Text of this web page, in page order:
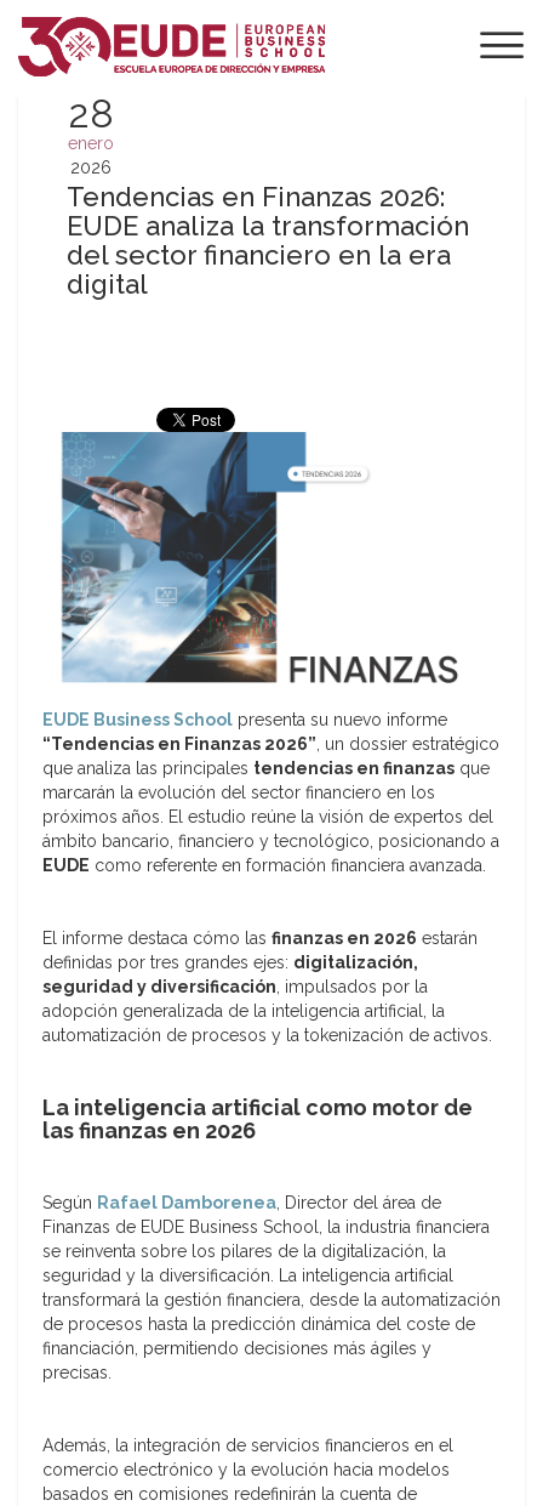
28
enero
2026
Tendencias en Finanzas 2026:
EUDE analiza la transformación
del sector financiero en la era
digital
EUDE Business School presenta su nuevo informe
“Tendencias en Finanzas 2026”, un dossier estratégico
que analiza las principales tendencias en finanzas que
marcarán la evolución del sector financiero en los
próximos años. El estudio reúne la visión de expertos del
ámbito bancario, financiero y tecnológico, posicionando a
EUDE como referente en formación financiera avanzada.
El informe destaca cómo las finanzas en 2026 estarán
definidas por tres grandes ejes: digitalización,
seguridad y diversificación, impulsados por la
adopción generalizada de la inteligencia artificial, la
automatización de procesos y la tokenización de activos.
La inteligencia artificial como motor de
las finanzas en 2026
Según Rafael Damborenea, Director del área de
Finanzas de EUDE Business School, la industria financiera
se reinventa sobre los pilares de la digitalización, la
seguridad y la diversificación. La inteligencia artificial
transformará la gestión financiera, desde la automatización
de procesos hasta la predicción dinámica del coste de
financiación, permitiendo decisiones más ágiles y
precisas.
Además, la integración de servicios financieros en el
comercio electrónico y la evolución hacia modelos
basados en comisiones redefinirán la cuenta de